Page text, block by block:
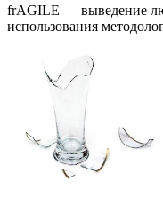
frAGILE — выведение
использования